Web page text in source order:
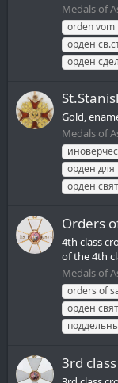
Medals of
orden vom
орден
орден
Gold,
Medals of
орден для
орден
Orders
4th class
of the 4th
Medals of
orders of
орден
3rd